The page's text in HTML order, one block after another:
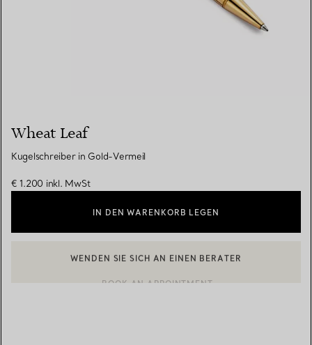
Wheat Leaf
Kugelschreiber in Gold-Vermeil
€ 1.200 inkl. MwSt
IN DEN WARENKORB LEGEN
WENDEN SIE SICH AN EINEN BERATER